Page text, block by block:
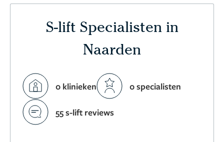
S-lift Specialisten in
Naarden
0 klinieken 0 specialisten
55 s-lift reviews